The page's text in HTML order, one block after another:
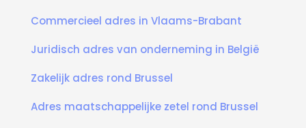
Commercieel adres in Vlaams-Brabant
Juridisch adres van onderneming in België
Zakelijk adres rond Brussel
Adres maatschappelijke zetel rond Brussel